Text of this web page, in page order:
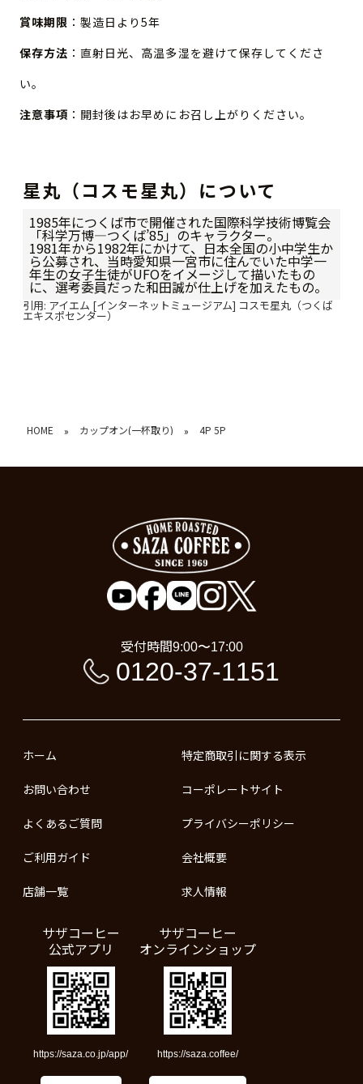
賞味期限 ：製造日より5年
保存方法 ：直射日光、高温多湿を避けて保存してくださ
い。
注意事項 ：開封後はお早めにお召し上がりください。
星丸（コスモ星丸）について
1985年につくば市で開催された国際科学技術博覧会
「科学万博―つくば’85」のキャラクター。
1981年から1982年にかけて、日本全国の小中学生か
ら公募され、当時愛知県一宮市に住んでいた中学一
年生の女子生徒がUFOをイメージして描いたもの
に、選考委員だった和田誠が仕上げを加えたもの。
引用: アイエム [インターネットミュージアム] コスモ星丸（つくば
エキスポセンター）
HOME » カップオン(一杯取り) » 4P 5P
受付時間9:00〜17:00
0120-37-1151
ホーム
お問い合わせ
よくあるご質問
ご利用ガイド
店舗一覧
特定商取引に関する表示
コーポレートサイト
プライバシーポリシー
会社概要
求人情報
サザコーヒー
公式アプリ
https://saza.co.jp/app/
サザコーヒー
オンラインショップ
https://saza.coffee/